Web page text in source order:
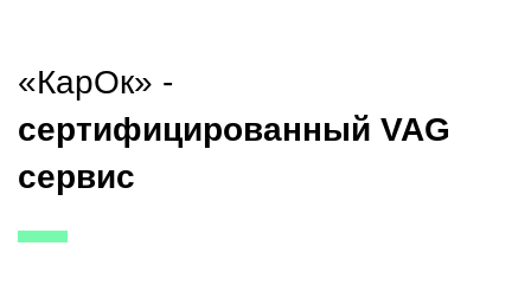
«КарОк» -
сертифицированный VAG
сервис